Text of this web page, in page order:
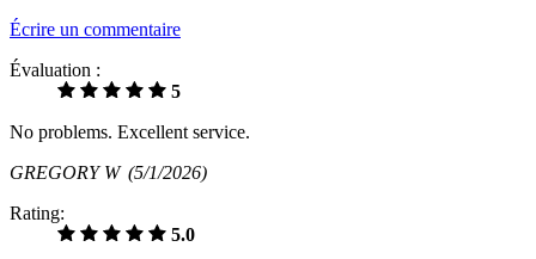
Écrire un commentaire
Évaluation :
5
No problems. Excellent service.
GREGORY W (5/1/2026)
Rating:
5.0